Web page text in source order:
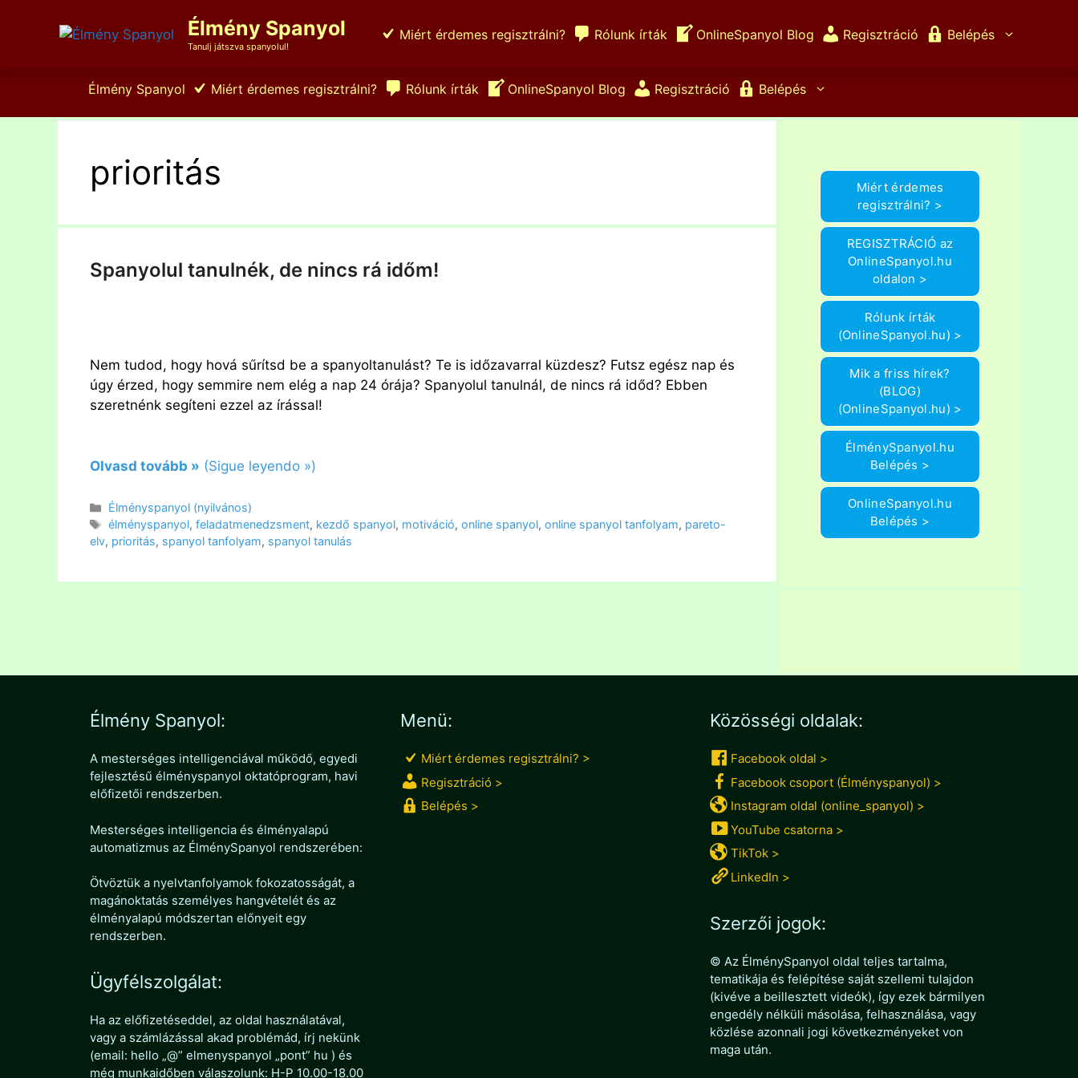
Élmény Spanyol
Tanulj játszva spanyolul!
Miért érdemes regisztrálni? Rólunk írták OnlineSpanyol Blog Regisztráció Belépés
Élmény Spanyol Miért érdemes regisztrálni? Rólunk írták OnlineSpanyol Blog Regisztráció Belépés
prioritás
Spanyolul tanulnék, de nincs rá időm!
Nem tudod, hogy hová sűrítsd be a spanyoltanulást? Te is időzavarral küzdesz? Futsz egész nap és
úgy érzed, hogy semmire nem elég a nap 24 órája? Spanyolul tanulnál, de nincs rá időd? Ebben
szeretnénk segíteni ezzel az írással!
Olvasd tovább » (Sigue leyendo »)
Kategória
Élményspanyol (nyilvános)
Címkék
élményspanyol,feladatmenedzsment, kezdő spanyol, motiváció,online spanyol,online spanyol tanfolyam, pareto-
elv, prioritás, spanyol tanfolyam, spanyol tanulás
Miért érdemes
regisztrálni? >
REGISZTRÁCIÓ az
OnlineSpanyol.hu
oldalon >
Rólunk írták
(OnlineSpanyol.hu) >
Mik a friss hírek?
(BLOG)
(OnlineSpanyol.hu) >
ÉlménySpanyol.hu
Belépés >
OnlineSpanyol.hu
Belépés >
Élmény Spanyol:
A mesterséges intelligenciával működő, egyedi
fejlesztésű élményspanyol oktatóprogram, havi
előfizetői rendszerben.
Mesterséges intelligencia és élményalapú
automatizmus az ÉlménySpanyol rendszerében:
Ötvöztük a nyelvtanfolyamok fokozatosságát, a
magánoktatás személyes hangvételét és az
élményalapú módszertan előnyeit egy
rendszerben.
Ügyfélszolgálat:
Ha az előfizetéseddel, az oldal használatával,
vagy a számlázással akad problémád, írj nekünk
(email: hello „@” elmenyspanyol „pont” hu ) és
még munkaidőben válaszolunk: H-P 10.00-18.00
Menü:
Miért érdemes regisztrálni? >
Regisztráció >
Belépés >
Közösségi oldalak:
Facebook oldal >
Facebook csoport (Élményspanyol) >
Instagram oldal (online_spanyol) >
YouTube csatorna >
TikTok >
LinkedIn >
Szerzői jogok:
© Az ÉlménySpanyol oldal teljes tartalma,
tematikája és felépítése saját szellemi tulajdon
(kivéve a beillesztett videók), így ezek bármilyen
engedély nélküli másolása, felhasználása, vagy
közlése azonnali jogi következményeket von
maga után.